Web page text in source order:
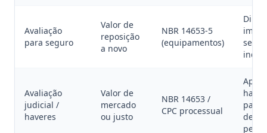
Avaliação
para seguro
Valor de
reposição
a novo
NBR 14653-5
(equipamentos)
Avaliação
judicial /
haveres
Valor de
mercado
ou justo
NBR 14653 /
CPC processual